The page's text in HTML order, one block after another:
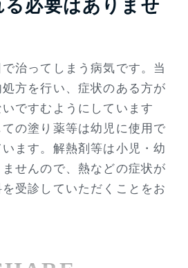
必要はありませ
治ってしまう病気です。当
方を行い、症状のある方が
ですむようにしています
の塗り薬等は幼児に使用で
ます。解熱剤等は小児・幼
せんので、熱などの症状が
受診していただくことをお